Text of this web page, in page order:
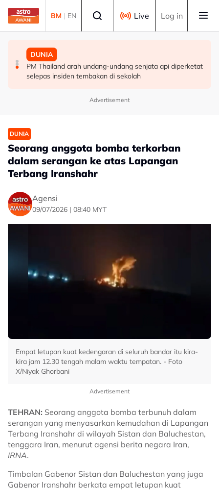
Skip to main content
BM | EN Live Log in
MALAYSIA
Berita tempatan pilihan sepanjang hari ini
MALAYSIA
Pengacara, ahli perniagaan ditahan bantu siasatan
audio siar sentuh isu sensitiviti agama
DUNIA
PM Thailand arah undang-undang senjata api diperketat
selepas insiden tembakan di sekolah
Advertisement
DUNIA
Seorang anggota bomba terkorban
dalam serangan ke atas Lapangan
Terbang Iranshahr
Agensi
09/07/2026 | 08:40 MYT
Empat letupan kuat kedengaran di seluruh bandar itu kira-
kira jam 12.30 tengah malam waktu tempatan. - Foto
X/Niyak Ghorbani
Advertisement
TEHRAN: Seorang anggota bomba terbunuh dalam
serangan yang menyasarkan kemudahan di Lapangan
Terbang Iranshahr di wilayah Sistan dan Baluchestan,
tenggara Iran, menurut agensi berita negara Iran,
IRNA.
Timbalan Gabenor Sistan dan Baluchestan yang juga
Gabenor Iranshahr berkata empat letupan kuat